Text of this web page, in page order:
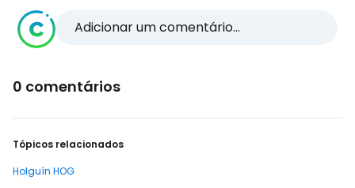
Adicionar um comentário...
0 comentários
Tópicos relacionados
Holguín HOG